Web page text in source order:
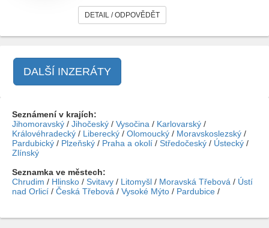
DETAIL / ODPOVĚDĚT
DALŠÍ INZERÁTY
Seznámení v krajích:
Jihomoravský / Jihočeský / Vysočina / Karlovarský /
Královéhradecký / Liberecký / Olomoucký / Moravskoslezský /
Pardubický / Plzeňský / Praha a okolí / Středočeský / Ústecký /
Zlínský
Seznamka ve městech:
Chrudim / Hlinsko / Svitavy / Litomyšl / Moravská Třebová / Ústí
nad Orlicí / Česká Třebová / Vysoké Mýto / Pardubice /